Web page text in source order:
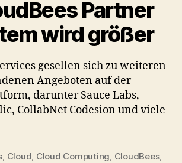
Partner
wird größer
gesellen sich zu weiteren
Angeboten auf der
darunter Sauce Labs,
CollabNet Codesion und viele
Cloud Cloud Computing CloudBees,